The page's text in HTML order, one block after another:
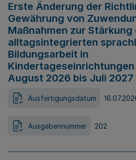
Erste Änderung der
Gewährung von
Maßnahmen zur Stärkung
alltagsintegrierten
Bildungsarbeit in
August 2026 bis Juli 2027
Ausfertigungsdatum
Ausgabennummer 202